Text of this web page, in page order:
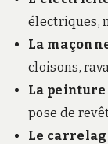
électriques,
La
cloisons,
La peinture
pose de
Le